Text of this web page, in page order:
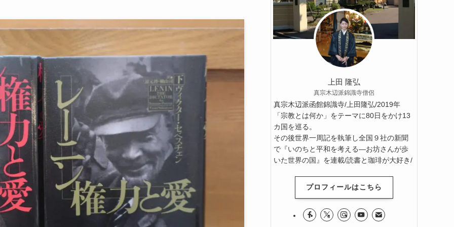
上田 隆弘
真宗木辺派錦識寺僧侶
真宗木辺派函館錦識寺/上田隆弘/2019年
「宗教とは何か」をテーマに80日をかけ13
カ国を巡る。
その後世界一周記を執筆し全国９社の新聞
で『いのちと平和を考える―お坊さんが歩
いた世界の国』を連載/読書と珈琲が大好き/
プロフィールはこちら